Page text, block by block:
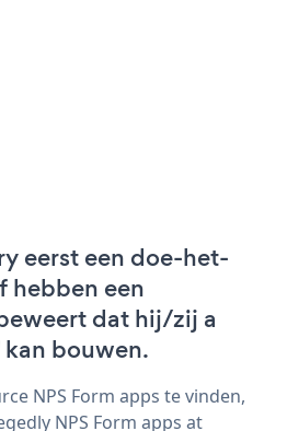
eerst een doe-het-
hebben een
dat hij/zij a
kan bouwen.
NPS Form apps te vinden,
NPS Form apps at